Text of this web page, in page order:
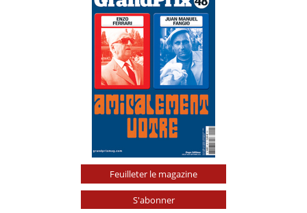
Feuilleter le magazine
S'abonner